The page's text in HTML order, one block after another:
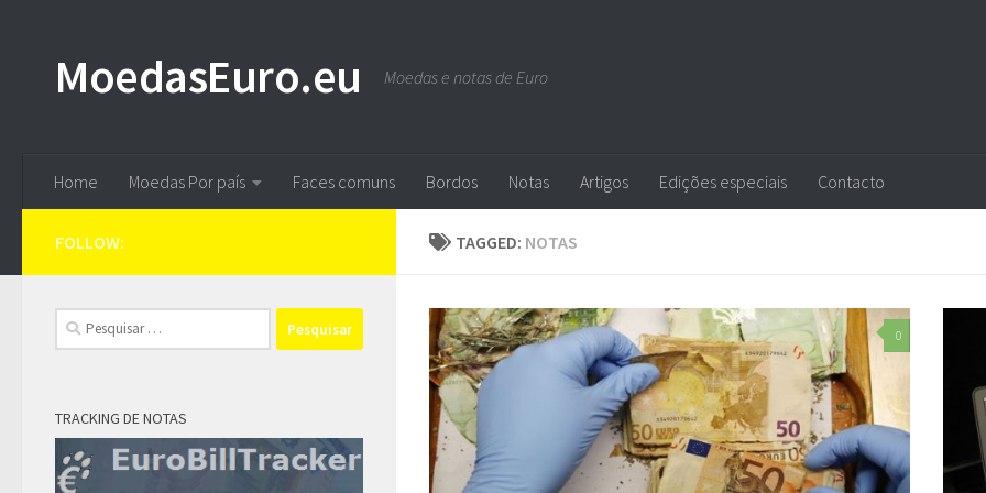
MoedasEuro.eu Moedas e notas de Euro
Home Moedas Por país Faces comuns Bordos Notas Artigos Edições especiais Contacto
TAGGED: NOTAS
0
FOLLOW:
Pesquisar
por:
TRACKING DE NOTAS